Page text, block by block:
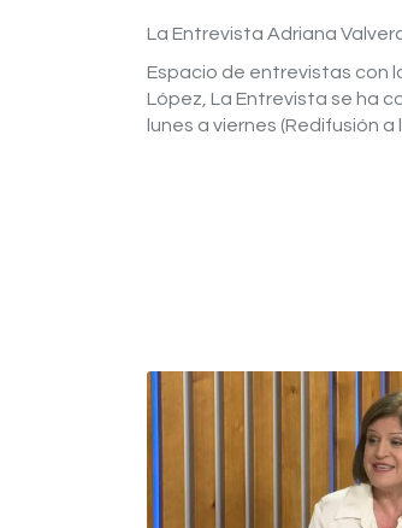
La Entrevista Adriana
Espacio de entrevistas con
López, La Entrevista se ha
lunes a viernes (Redifusión a